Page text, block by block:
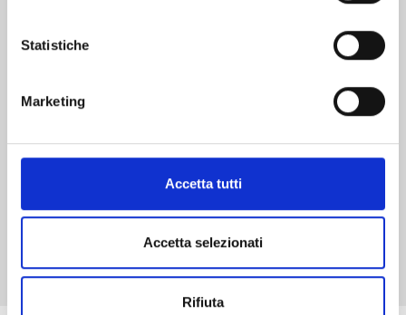
Statistiche
Marketing
Accetta tutti
Accetta selezionati
Rifiuta